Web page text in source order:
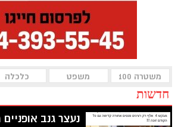
משטרה 100 משפט כלכלה
חדשות
נעצר גנב